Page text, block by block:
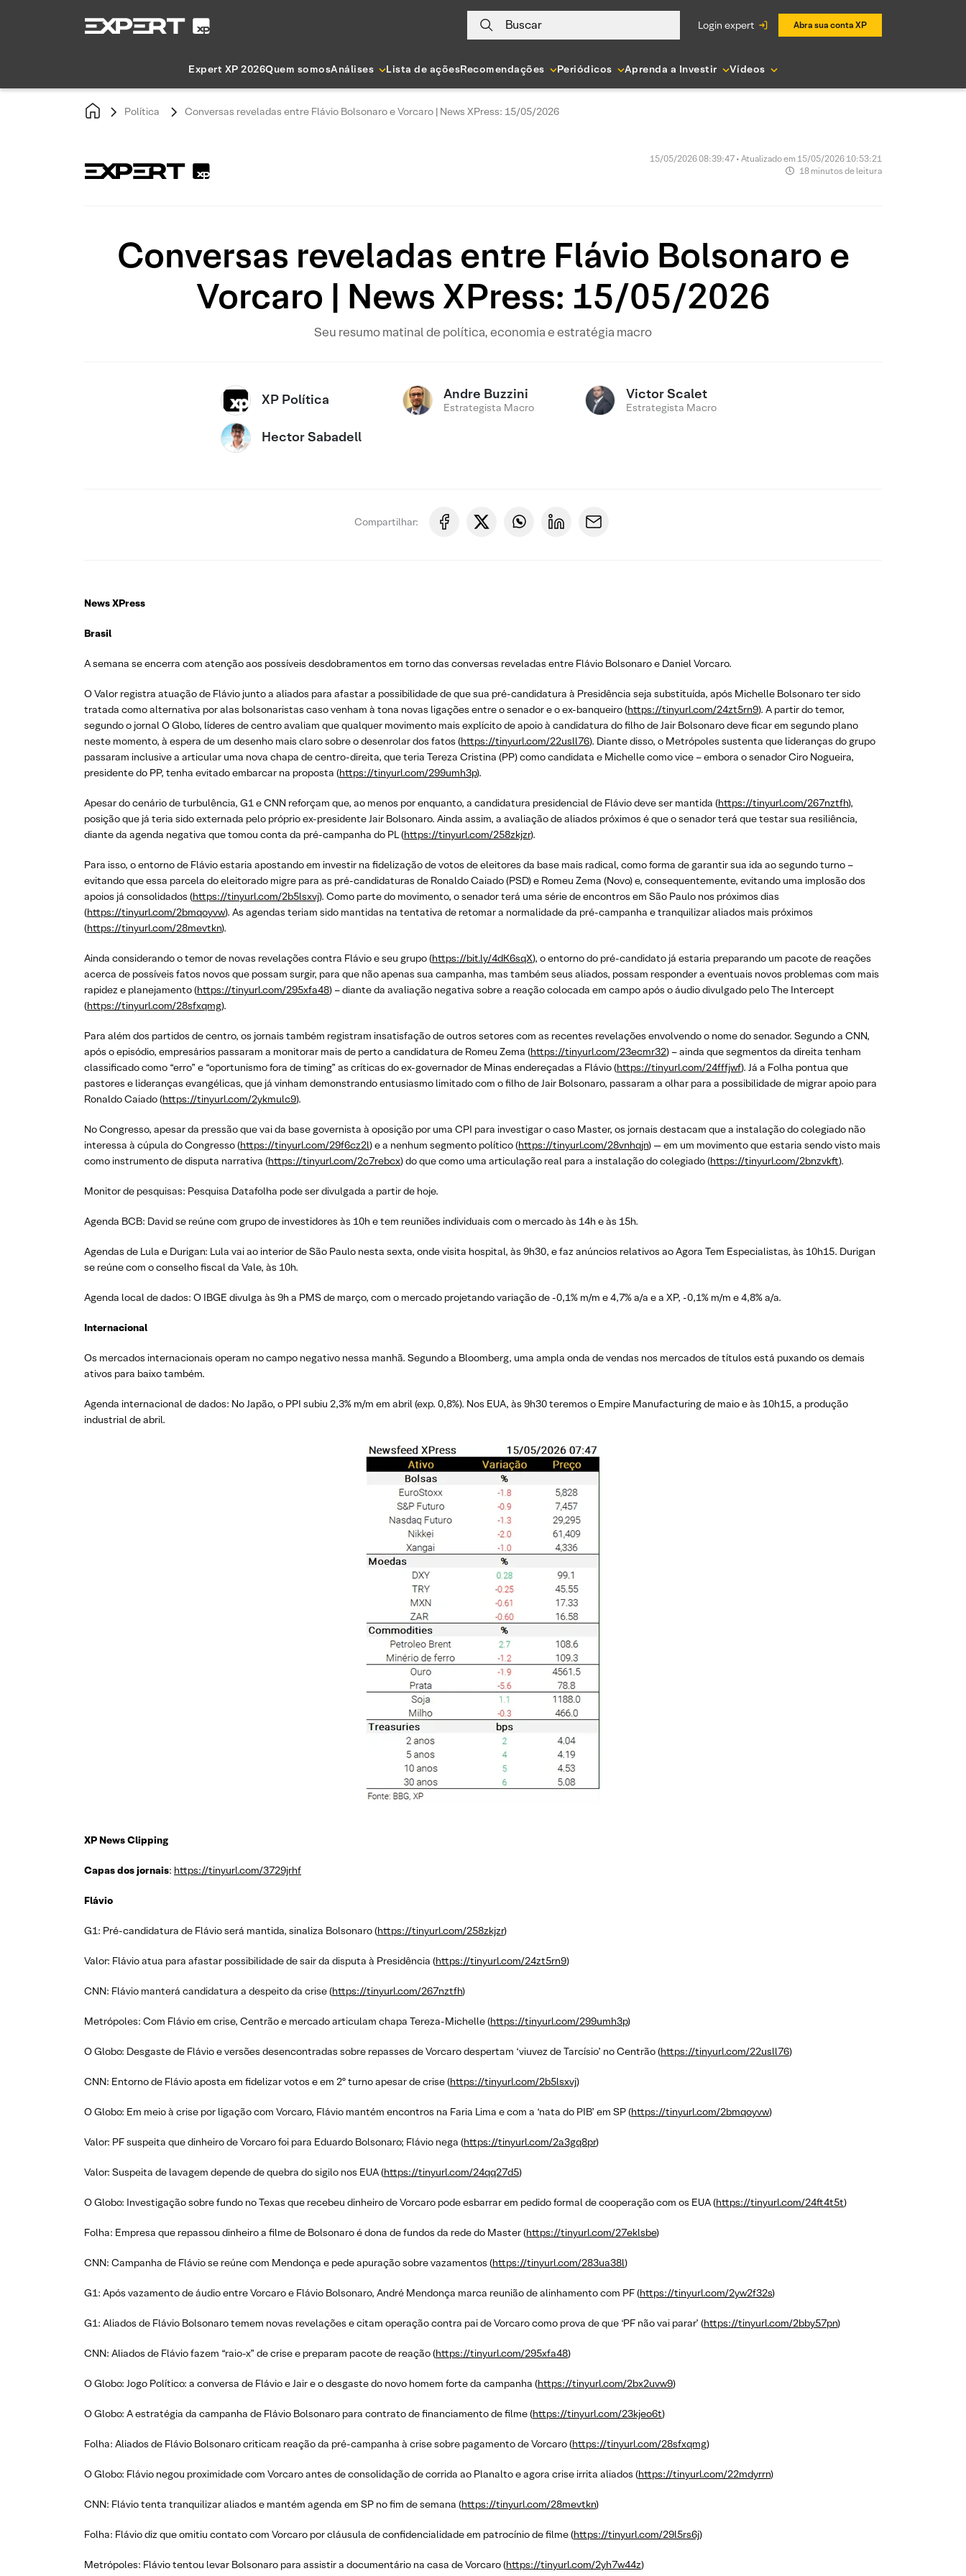
Buscar login expert Abra sua conta XP
Expert XP 2026Quem somosAnálises Lista de açõesRecomendações Periódicos Aprenda a Investir Vídeos
Política Conversas reveladas entre Flávio Bolsonaro e Vorcaro | News XPress: 15/05/2026
15/05/2026 08:39:47 • Atualizado em 15/05/2026 10:53:21
18 minutos de leitura
Conversas reveladas entre Flávio Bolsonaro e
Vorcaro | News XPress: 15/05/2026
Seu resumo matinal de política, economia e estratégia macro
XP Política Andre Buzzini
Estrategista Macro
Victor Scalet
Estrategista Macro
Hector Sabadell
Compartilhar:
News XPress
Brasil
A semana se encerra com atenção aos possíveis desdobramentos em torno das conversas reveladas entre Flávio Bolsonaro e Daniel Vorcaro.
O Valor registra atuação de Flávio junto a aliados para afastar a possibilidade de que sua pré-candidatura à Presidência seja substituída, após Michelle Bolsonaro ter sido
tratada como alternativa por alas bolsonaristas caso venham à tona novas ligações entre o senador e o ex-banqueiro (https://tinyurl.com/24zt5rn9). A partir do temor,
segundo o jornal O Globo, líderes de centro avaliam que qualquer movimento mais explícito de apoio à candidatura do filho de Jair Bolsonaro deve ficar em segundo plano
neste momento, à espera de um desenho mais claro sobre o desenrolar dos fatos (https://tinyurl.com/22usll76). Diante disso, o Metrópoles sustenta que lideranças do grupo
passaram inclusive a articular uma nova chapa de centro-direita, que teria Tereza Cristina (PP) como candidata e Michelle como vice – embora o senador Ciro Nogueira,
presidente do PP, tenha evitado embarcar na proposta (https://tinyurl.com/299umh3p).
Apesar do cenário de turbulência, G1 e CNN reforçam que, ao menos por enquanto, a candidatura presidencial de Flávio deve ser mantida (https://tinyurl.com/267nztfh),
posição que já teria sido externada pelo próprio ex-presidente Jair Bolsonaro. Ainda assim, a avaliação de aliados próximos é que o senador terá que testar sua resiliência,
diante da agenda negativa que tomou conta da pré-campanha do PL (https://tinyurl.com/258zkjzr).
Para isso, o entorno de Flávio estaria apostando em investir na fidelização de votos de eleitores da base mais radical, como forma de garantir sua ida ao segundo turno –
evitando que essa parcela do eleitorado migre para as pré-candidaturas de Ronaldo Caiado (PSD) e Romeu Zema (Novo) e, consequentemente, evitando uma implosão dos
apoios já consolidados (https://tinyurl.com/2b5lsxvj). Como parte do movimento, o senador terá uma série de encontros em São Paulo nos próximos dias
(https://tinyurl.com/2bmqoyvw). As agendas teriam sido mantidas na tentativa de retomar a normalidade da pré-campanha e tranquilizar aliados mais próximos
(https://tinyurl.com/28mevtkn).
Ainda considerando o temor de novas revelações contra Flávio e seu grupo (https://bit.ly/4dK6sqX), o entorno do pré-candidato já estaria preparando um pacote de reações
acerca de possíveis fatos novos que possam surgir, para que não apenas sua campanha, mas também seus aliados, possam responder a eventuais novos problemas com mais
rapidez e planejamento (https://tinyurl.com/295xfa48) – diante da avaliação negativa sobre a reação colocada em campo após o áudio divulgado pelo The Intercept
(https://tinyurl.com/28sfxqmg).
Para além dos partidos de centro, os jornais também registram insatisfação de outros setores com as recentes revelações envolvendo o nome do senador. Segundo a CNN,
após o episódio, empresários passaram a monitorar mais de perto a candidatura de Romeu Zema (https://tinyurl.com/23ecmr32) – ainda que segmentos da direita tenham
classificado como “erro” e “oportunismo fora de timing” as críticas do ex-governador de Minas endereçadas a Flávio (https://tinyurl.com/24fffjwf). Já a Folha pontua que
pastores e lideranças evangélicas, que já vinham demonstrando entusiasmo limitado com o filho de Jair Bolsonaro, passaram a olhar para a possibilidade de migrar apoio para
Ronaldo Caiado (https://tinyurl.com/2ykmulc9).
No Congresso, apesar da pressão que vai da base governista à oposição por uma CPI para investigar o caso Master, os jornais destacam que a instalação do colegiado não
interessa à cúpula do Congresso (https://tinyurl.com/29f6cz2l) e a nenhum segmento político (https://tinyurl.com/28vnhqjn) — em um movimento que estaria sendo visto mais
como instrumento de disputa narrativa (https://tinyurl.com/2c7rebcx) do que como uma articulação real para a instalação do colegiado (https://tinyurl.com/2bnzvkft).
Monitor de pesquisas: Pesquisa Datafolha pode ser divulgada a partir de hoje.
Agenda BCB: David se reúne com grupo de investidores às 10h e tem reuniões individuais com o mercado às 14h e às 15h.
Agendas de Lula e Durigan: Lula vai ao interior de São Paulo nesta sexta, onde visita hospital, às 9h30, e faz anúncios relativos ao Agora Tem Especialistas, às 10h15. Durigan
se reúne com o conselho fiscal da Vale, às 10h.
Agenda local de dados: O IBGE divulga às 9h a PMS de março, com o mercado projetando variação de -0,1% m/m e 4,7% a/a e a XP, -0,1% m/m e 4,8% a/a.
Internacional
Os mercados internacionais operam no campo negativo nessa manhã. Segundo a Bloomberg, uma ampla onda de vendas nos mercados de títulos está puxando os demais
ativos para baixo também.
Agenda internacional de dados: No Japão, o PPI subiu 2,3% m/m em abril (exp. 0,8%). Nos EUA, às 9h30 teremos o Empire Manufacturing de maio e às 10h15, a produção
industrial de abril.
XP News Clipping
Capas dos jornais: https://tinyurl.com/3729jrhf
Flávio
G1: Pré-candidatura de Flávio será mantida, sinaliza Bolsonaro (https://tinyurl.com/258zkjzr)
Valor: Flávio atua para afastar possibilidade de sair da disputa à Presidência (https://tinyurl.com/24zt5rn9)
CNN: Flávio manterá candidatura a despeito da crise (https://tinyurl.com/267nztfh)
Metrópoles: Com Flávio em crise, Centrão e mercado articulam chapa Tereza-Michelle (https://tinyurl.com/299umh3p)
O Globo: Desgaste de Flávio e versões desencontradas sobre repasses de Vorcaro despertam ‘viuvez de Tarcísio’ no Centrão (https://tinyurl.com/22usll76)
CNN: Entorno de Flávio aposta em fidelizar votos e em 2º turno apesar de crise (https://tinyurl.com/2b5lsxvj)
O Globo: Em meio à crise por ligação com Vorcaro, Flávio mantém encontros na Faria Lima e com a ‘nata do PIB’ em SP (https://tinyurl.com/2bmqoyvw)
Valor: PF suspeita que dinheiro de Vorcaro foi para Eduardo Bolsonaro; Flávio nega (https://tinyurl.com/2a3gq8pr)
Valor: Suspeita de lavagem depende de quebra do sigilo nos EUA (https://tinyurl.com/24qq27d5)
O Globo: Investigação sobre fundo no Texas que recebeu dinheiro de Vorcaro pode esbarrar em pedido formal de cooperação com os EUA (https://tinyurl.com/24ft4t5t)
Folha: Empresa que repassou dinheiro a filme de Bolsonaro é dona de fundos da rede do Master (https://tinyurl.com/27eklsbe)
CNN: Campanha de Flávio se reúne com Mendonça e pede apuração sobre vazamentos (https://tinyurl.com/283ua38l)
G1: Após vazamento de áudio entre Vorcaro e Flávio Bolsonaro, André Mendonça marca reunião de alinhamento com PF (https://tinyurl.com/2yw2f32s)
G1: Aliados de Flávio Bolsonaro temem novas revelações e citam operação contra pai de Vorcaro como prova de que ‘PF não vai parar’ (https://tinyurl.com/2bby57pn)
CNN: Aliados de Flávio fazem “raio-x” de crise e preparam pacote de reação (https://tinyurl.com/295xfa48)
O Globo: Jogo Político: a conversa de Flávio e Jair e o desgaste do novo homem forte da campanha (https://tinyurl.com/2bx2uvw9)
O Globo: A estratégia da campanha de Flávio Bolsonaro para contrato de financiamento de filme (https://tinyurl.com/23kjeo6t)
Folha: Aliados de Flávio Bolsonaro criticam reação da pré-campanha à crise sobre pagamento de Vorcaro (https://tinyurl.com/28sfxqmg)
O Globo: Flávio negou proximidade com Vorcaro antes de consolidação de corrida ao Planalto e agora crise irrita aliados (https://tinyurl.com/22mdyrrn)
CNN: Flávio tenta tranquilizar aliados e mantém agenda em SP no fim de semana (https://tinyurl.com/28mevtkn)
Folha: Flávio diz que omitiu contato com Vorcaro por cláusula de confidencialidade em patrocínio de filme (https://tinyurl.com/29l5rs6j)
Metrópoles: Flávio tentou levar Bolsonaro para assistir a documentário na casa de Vorcaro (https://tinyurl.com/2yh7w44z)